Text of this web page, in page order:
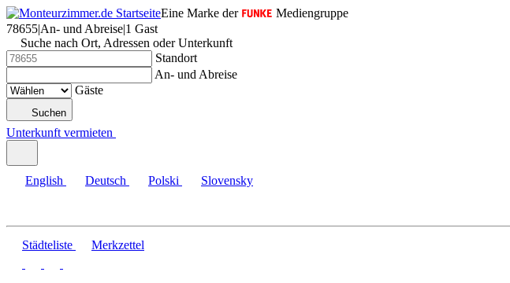
Eine Marke der
Mediengruppe
78655|An- und Abreise|1 Gast
Suche nach Ort, Adressen oder Unterkunft
Standort
An- und Abreise
Gäste
Suchen
Unterkunft vermieten
English Deutsch Polski Slovensky
Städteliste Merkzettel